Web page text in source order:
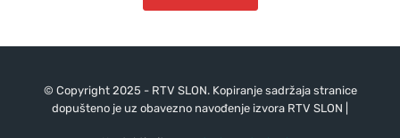
© Copyright 2025 - RTV SLON. Kopiranje sadržaja stranice
dopušteno je uz obavezno navođenje izvora RTV SLON |